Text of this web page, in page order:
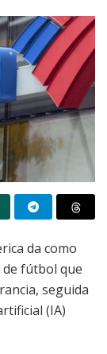
da como
fútbol que
seguida
(IA)